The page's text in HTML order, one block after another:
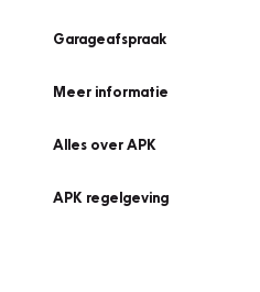
Garageafspraak
Meer informatie
Alles over APK
APK regelgeving